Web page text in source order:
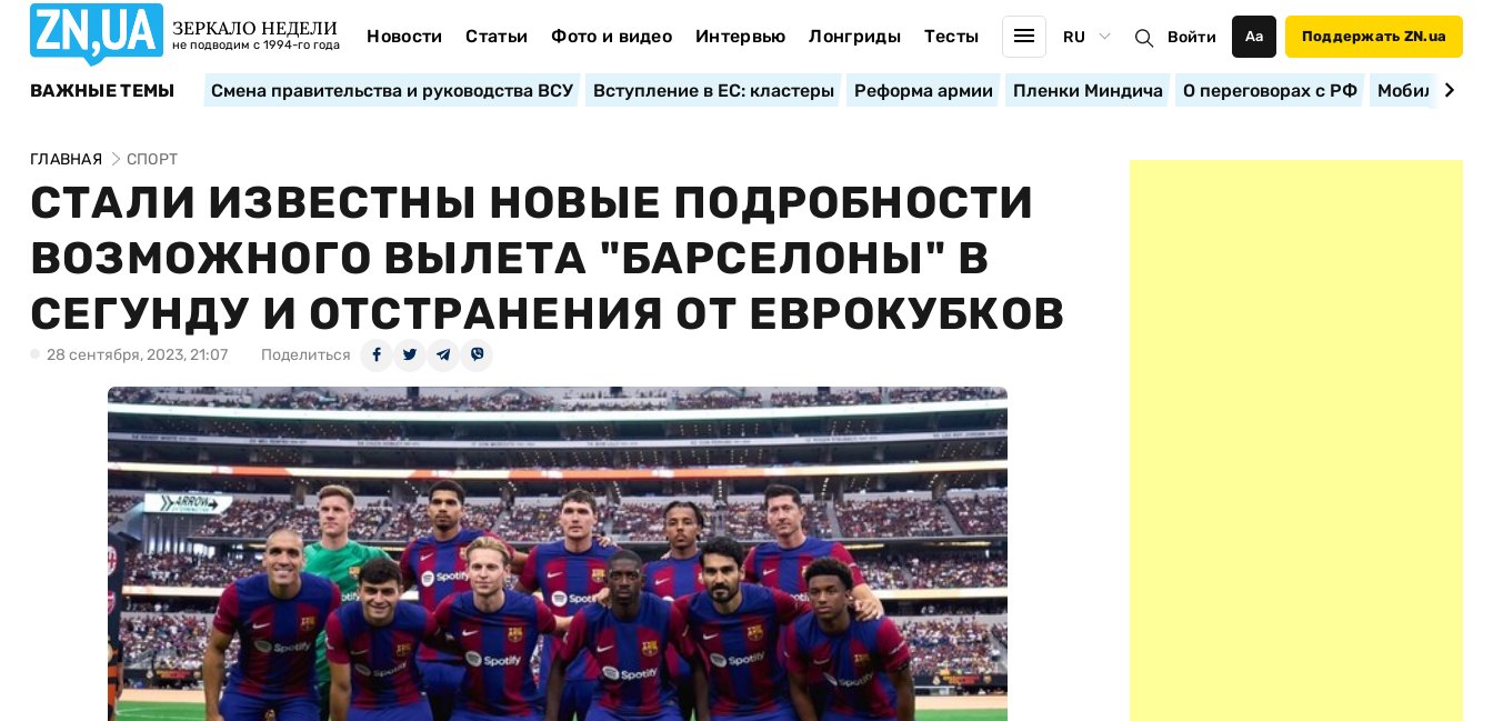
ЗЕРКАЛО НЕДЕЛИ
не подводим с 1994-го года Новости Статьи Фото и видео Интервью Лонгриды Тесты RU Войти Аа Поддержать ZN.ua
ВАЖНЫЕ ТЕМЫ Смена правительства и руководства ВСУ Вступление в ЕС: кластеры Реформа армии Пленки Миндича О переговорах с РФ
ГЛАВНАЯ СПОРТ
СТАЛИ ИЗВЕСТНЫ НОВЫЕ ПОДРОБНОСТИ
ВОЗМОЖНОГО ВЫЛЕТА "БАРСЕЛОНЫ" В
СЕГУНДУ И ОТСТРАНЕНИЯ ОТ ЕВРОКУБКОВ
28 сентября, 2023, 21:07 Поделиться